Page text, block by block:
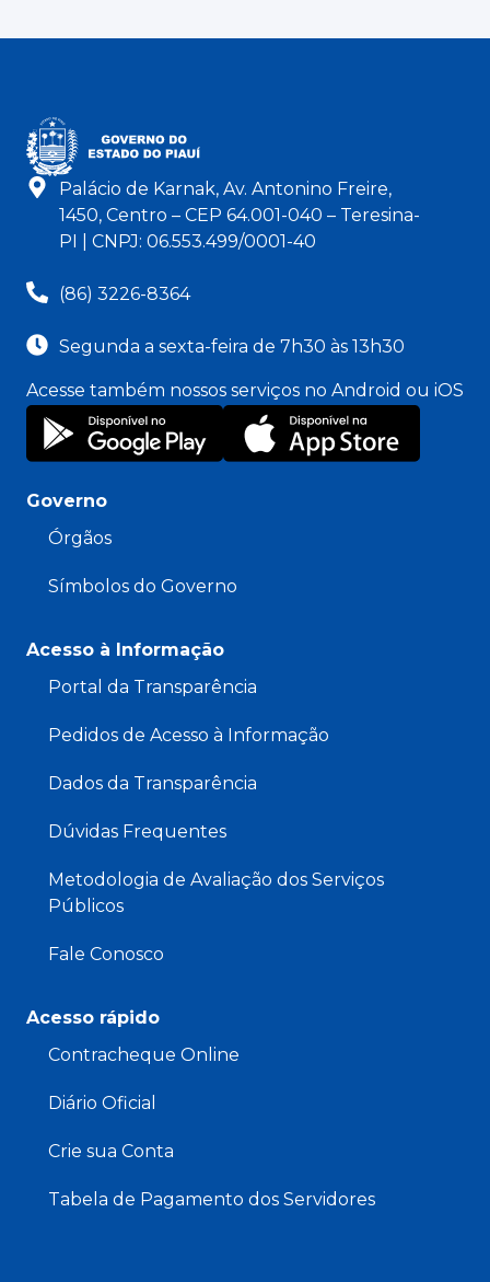
Palácio de Karnak, Av. Antonino Freire,
1450, Centro – CEP 64.001-040 – Teresina-
PI | CNPJ: 06.553.499/0001-40
(86) 3226-8364
Segunda a sexta-feira de 7h30 às 13h30
Acesse também nossos serviços no Android ou iOS
Governo
Órgãos
Símbolos do Governo
Acesso à Informação
Portal da Transparência
Pedidos de Acesso à Informação
Dados da Transparência
Dúvidas Frequentes
Metodologia de Avaliação dos Serviços
Públicos
Fale Conosco
Acesso rápido
Contracheque Online
Diário Oficial
Crie sua Conta
Tabela de Pagamento dos Servidores